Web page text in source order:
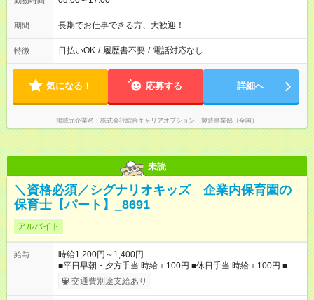
期間 長期でお仕事できる方、大歓迎！
特徴 日払いOK / 履歴書不要 / 電話対応なし
気になる！ 応募する 詳細へ
掲載元企業名 株式会社綜合キャリアオプション 製造事業部（全国）
未読
＼資格必須／シグナリオキッズ 企業内保育園の
保育士【パート】_8691
アルバイト
給与
時給1,200円～1,400円
■平日早朝・夕方手当 時給＋100円 ■休日手当 時給＋100円 ■特
別期間手当（GW、お盆、年末年始※会社カレンダーによる） 時
給＋200円 ■処遇改善手当（社保加入：7,500円/月、保険なし：
交通費別途支給あり